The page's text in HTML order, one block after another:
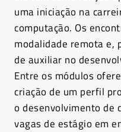
uma iniciação na
computação. Os
modalidade remota e,
de auxiliar no
Entre os módulos
criação de um perfil
o desenvolvimento de
vagas de estágio em